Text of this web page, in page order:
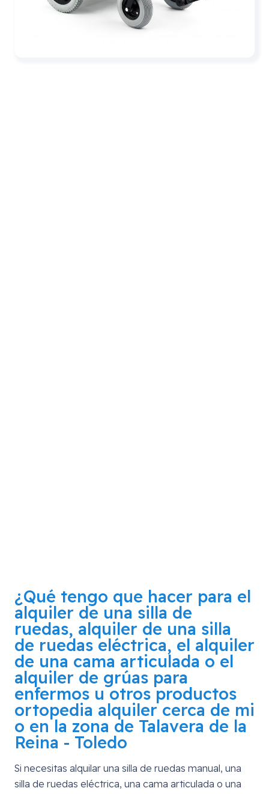
¿Qué tengo que hacer para el
alquiler de una silla de
ruedas, alquiler de una silla
de ruedas eléctrica, el alquiler
de una cama articulada o el
alquiler de grúas para
enfermos u otros productos
ortopedia alquiler cerca de mi
o en la zona de Talavera de la
Reina - Toledo
Si necesitas alquilar una silla de ruedas manual, una
silla de ruedas eléctrica, una cama articulada o una